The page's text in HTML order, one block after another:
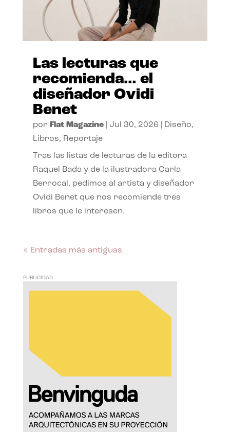
Las lecturas que
recomienda… el
diseñador Ovidi
Benet
por Flat Magazine| Jul 30, 2026 Diseño,
Libros, Reportaje
Tras las listas de lecturas de la editora
Raquel Bada y de la ilustradora Carla
Berrocal, pedimos al artista y diseñador
Ovidi Benet que nos recomiende tres
libros que le interesen.
« Entradas más antiguas
PUBLICIDAD